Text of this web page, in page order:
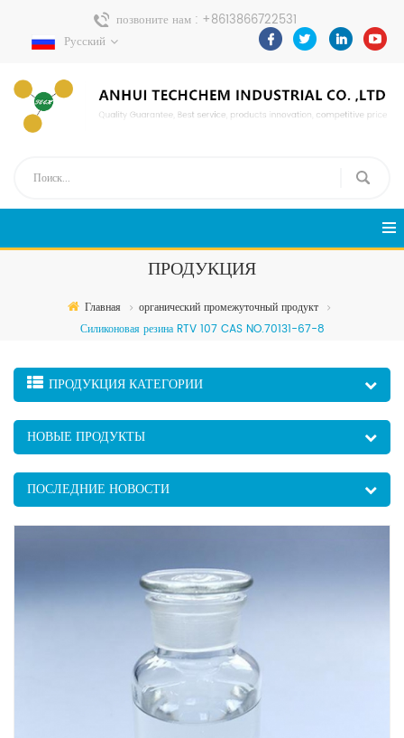
позвоните нам : +8613866722531
Отправить сообщение :
pweiping@techemi.com
Русский
ПРОДУКЦИЯ
Главная
органический промежуточный продукт
Силиконовая резина RTV 107 CAS NO.70131-67-8
ПРОДУКЦИЯ КАТЕГОРИИ
НОВЫЕ ПРОДУКТЫ
ПОСЛЕДНИЕ НОВОСТИ